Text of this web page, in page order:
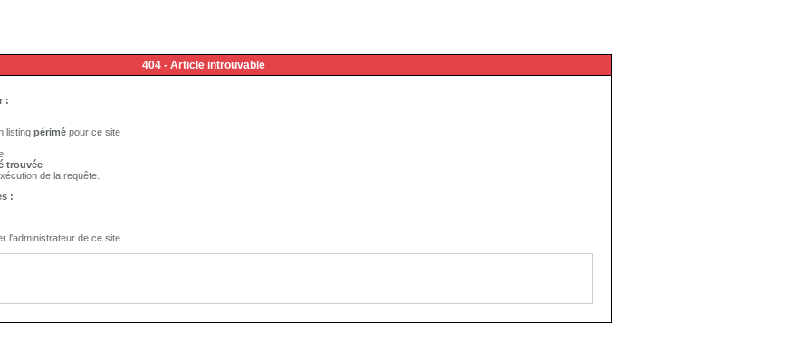
404 - Article introuvable
:
listing périmé pour ce site
trouvée
de la requête.
:
l'administrateur de ce site.